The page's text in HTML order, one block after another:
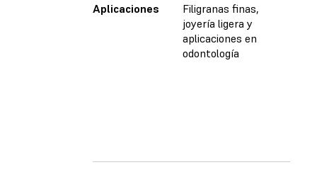
Aplicaciones
Filigranas finas,
joyería ligera y
aplicaciones en
odontología